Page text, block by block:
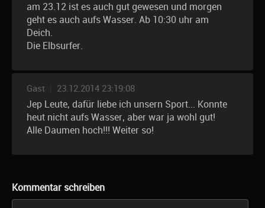
am 23.12 ist es auch gut gewesen und morgen
geht es auch aufs Wasser. Ab 10:30 uhr am
Deich.
Die Elbsurfer.
Gast 23.12.2014 23:19:08
Jep Leute, dafür liebe ich unsern Sport... Konnte
heut nicht aufs Wasser, aber war ja wohl gut!
Alle Daumen hoch!!! Weiter so!
Kommentar schreiben